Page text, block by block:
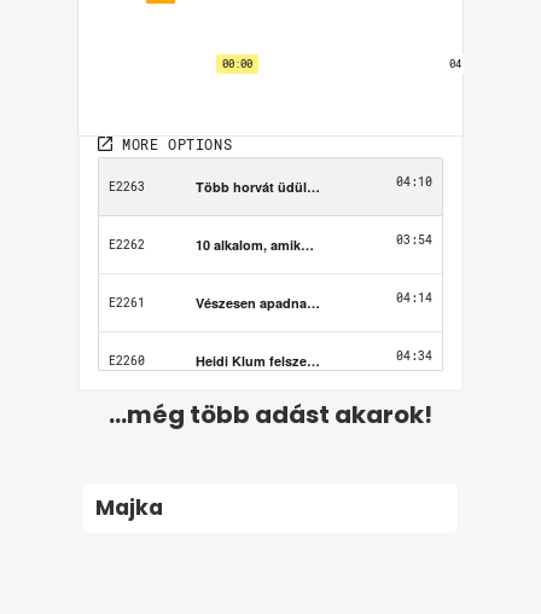
...még több adást akarok!
Majka